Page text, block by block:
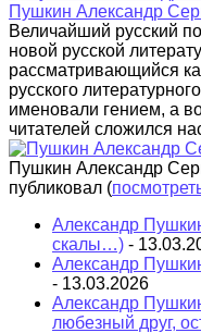
Пушкин Александр
Величайший русский
новой русской
рассматривающийся
русского
именовали гением, а
читателей сложился
Пушкин Александр
публиковал (
Александр
скалы…) -
Александр
- 13.03.2026
Александр
любезный друг,